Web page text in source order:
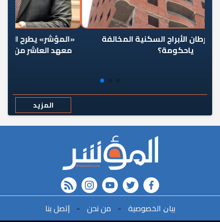
«المؤشر» يطرح السؤال الصعب: هل كان اختيار خريج
معهد العاشر من رمضان وزيرًا للإسكان قرارًا صائبًا؟
المزيد
FACEBOOK
twitter
youtube
instagram
rss feed
ﺑﻴﺎﻥ اﻟﺨﺼﻮﺻﻴﺔ - ﻣﻦ ﻧﺤﻦ - ﺇﺗﺼﻞ ﺑﻨﺎ